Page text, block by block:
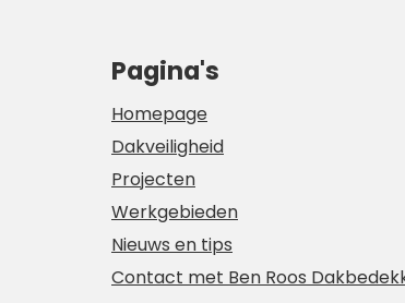
Pagina's
Homepage
Dakveiligheid
Projecten
Werkgebieden
Nieuws en tips
Contact met Ben Roos